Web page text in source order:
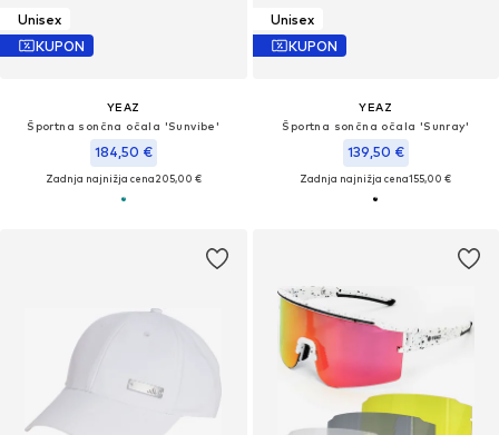
Unisex
KUPON
YEAZ
Športna sončna očala 'Sunvibe'
184,50 €
Zadnja najnižja cena205,00 €
Unisex
KUPON
YEAZ
Športna sončna očala 'Sunray'
139,50 €
Zadnja najnižja cena155,00 €